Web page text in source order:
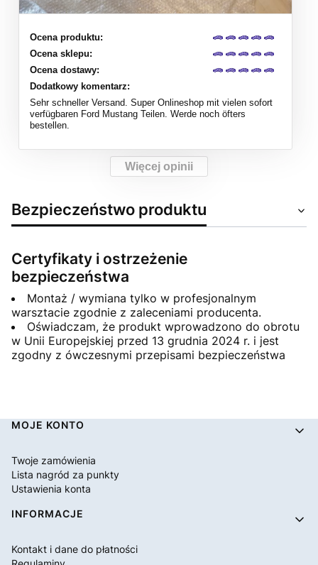
Ocena produktu:
Ocena sklepu:
Ocena dostawy:
Dodatkowy komentarz:
Sehr schneller Versand. Super Onlineshop mit vielen sofort
verfügbaren Ford Mustang Teilen. Werde noch öfters
bestellen.
Więcej opinii
Bezpieczeństwo produktu
Certyfikaty i ostrzeżenie
bezpieczeństwa
Montaż / wymiana tylko w profesjonalnym
warsztacie zgodnie z zaleceniami producenta.
Oświadczam, że produkt wprowadzono do obrotu
w Unii Europejskiej przed 13 grudnia 2024 r. i jest
zgodny z ówczesnymi przepisami bezpieczeństwa
Linki w stopce
MOJE KONTO
Twoje zamówienia
Lista nagród za punkty
Ustawienia konta
INFORMACJE
Kontakt i dane do płatności